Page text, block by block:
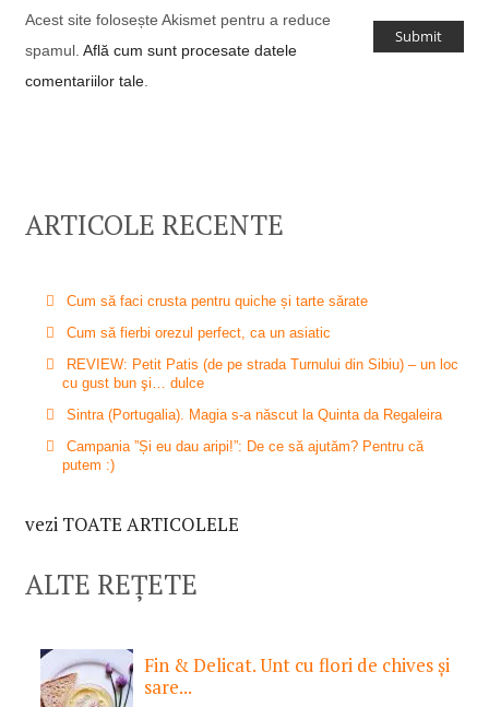
Acest site folosește Akismet pentru a reduce
spamul. Află cum sunt procesate datele
comentariilor tale.
ARTICOLE RECENTE
Cum să faci crusta pentru quiche și tarte sărate
Cum să fierbi orezul perfect, ca un asiatic
REVIEW: Petit Patis (de pe strada Turnului din Sibiu) – un loc
cu gust bun şi… dulce
Sintra (Portugalia). Magia s-a născut la Quinta da Regaleira
Campania ”Și eu dau aripi!”: De ce să ajutăm? Pentru că
putem :)
vezi TOATE ARTICOLELE
ALTE REȚETE
Fin & Delicat. Unt cu flori de chives și
sare...